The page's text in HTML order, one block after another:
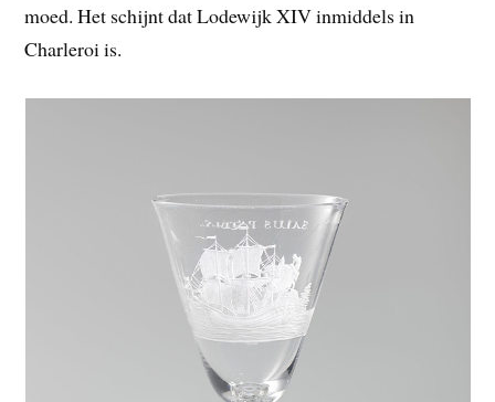
moed. Het schijnt dat Lodewijk XIV inmiddels in
Charleroi is.